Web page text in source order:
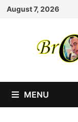
Skip
August 7, 2026
MENU